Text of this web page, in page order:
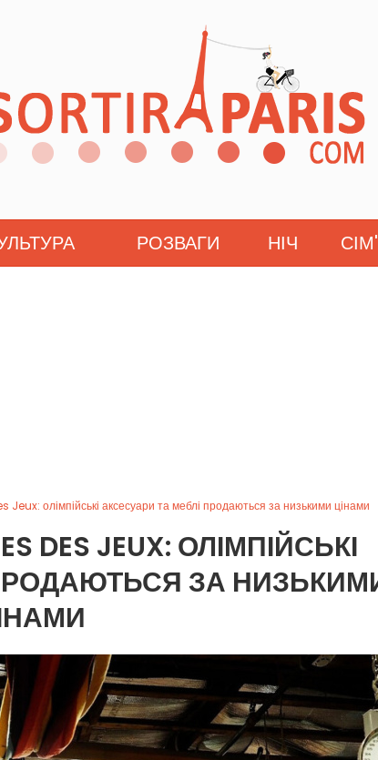
РОЗВАГИ НІЧ
олімпійські аксесуари та меблі продаються за низькими цінами
DES JEUX: ОЛІМПІЙСЬКІ
ЗА